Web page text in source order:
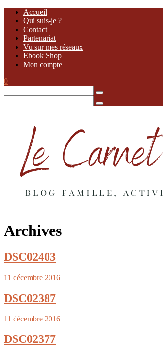
Accueil
Qui suis-je ?
Contact
Partenariat
Vu sur mes réseaux
Ebook Shop
Mon compte
0
Archives
DSC02403
11 décembre 2016
DSC02387
11 décembre 2016
DSC02377